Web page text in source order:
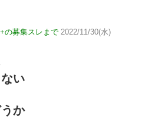
の募集スレまで 2022/11/30(水)
い
か